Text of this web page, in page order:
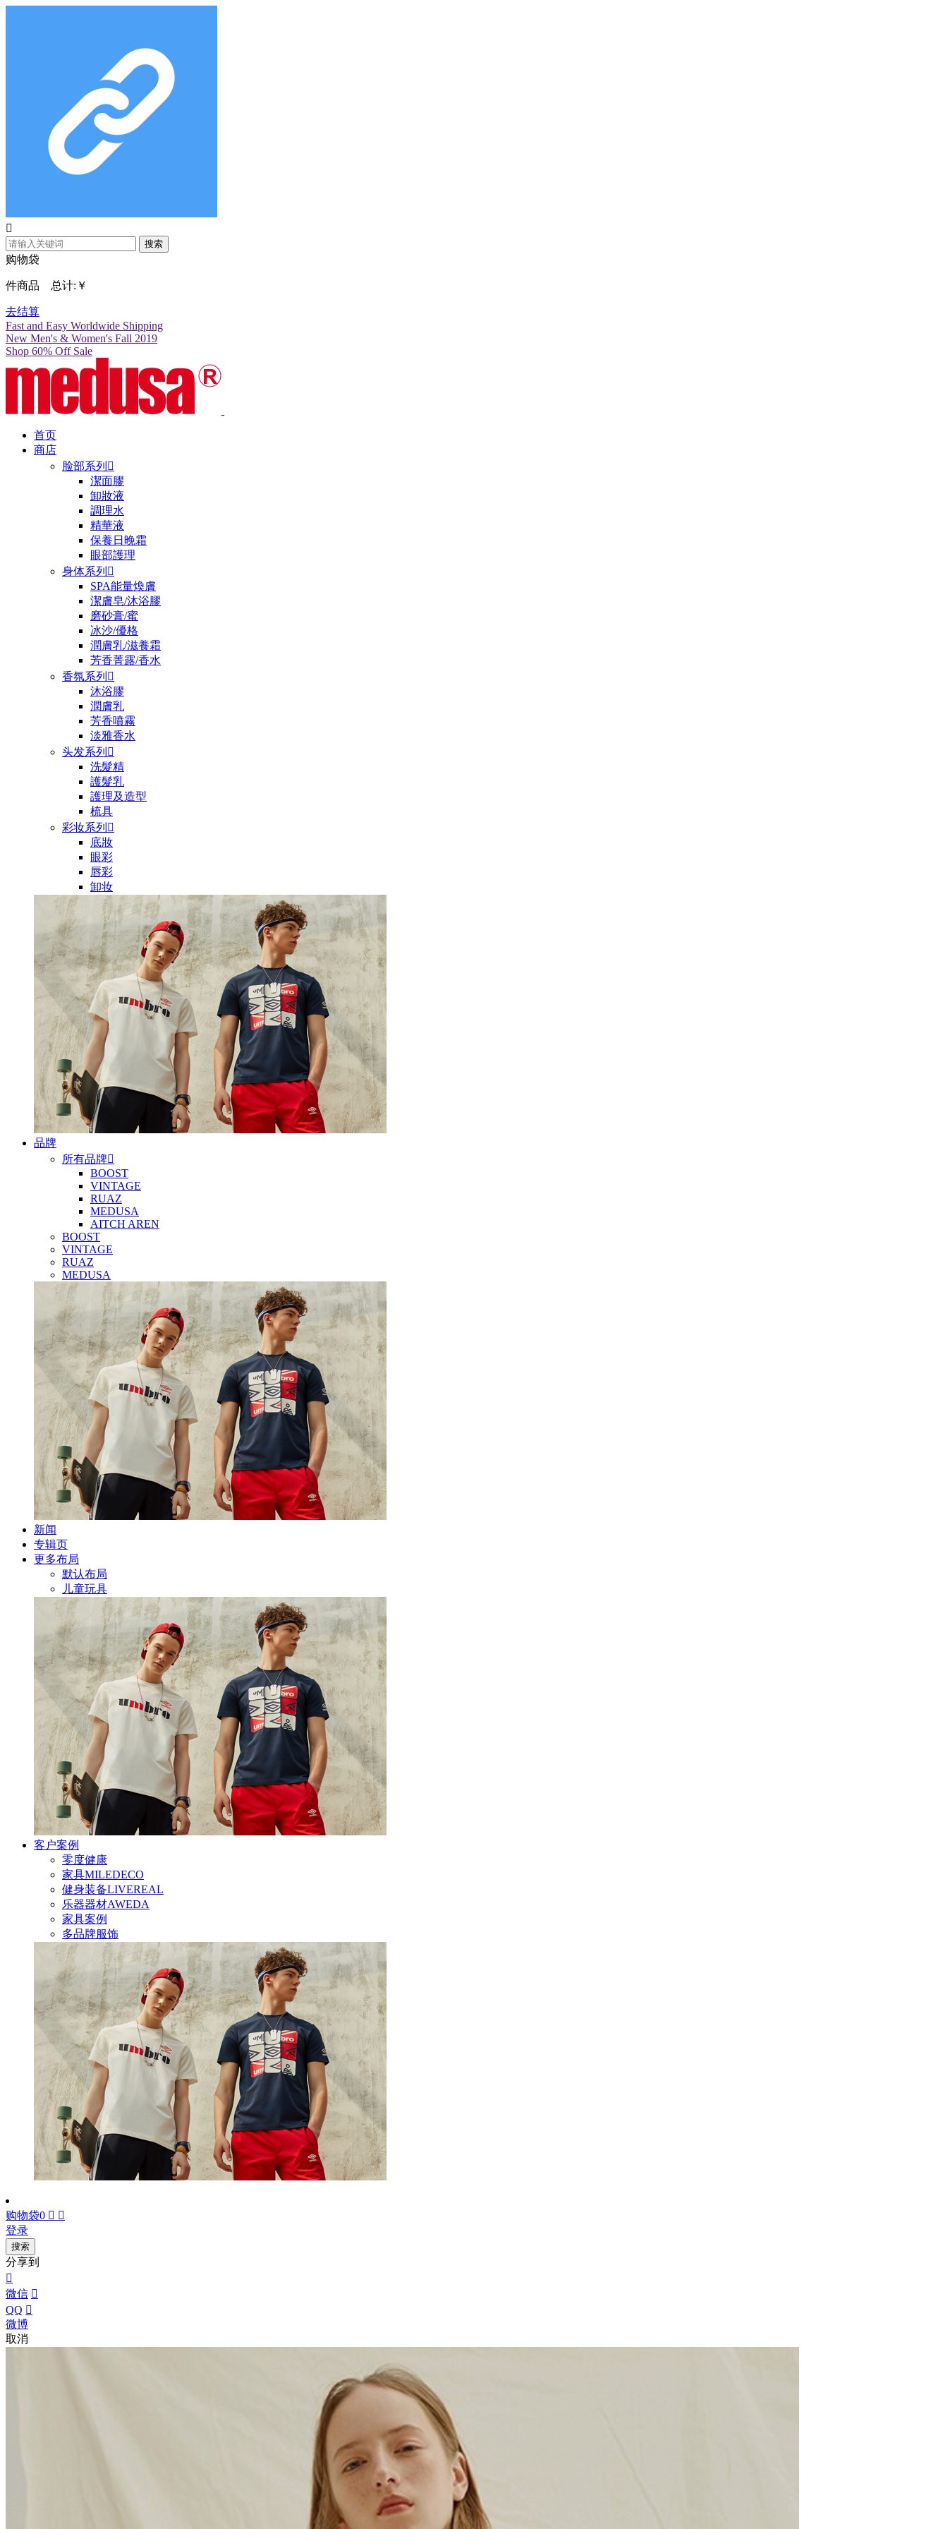

搜索
购物袋
件商品 总计: ￥
去结算
Fast and Easy Worldwide Shipping
New Men's & Women's Fall 2019
Shop 60% Off Sale
首页
商店
脸部系列 
潔面膠
卸妝液
調理水
精華液
保養日晚霜
眼部護理
身体系列 
SPA能量煥膚
潔膚皂/沐浴膠
磨砂膏/蜜
冰沙/優格
潤膚乳/滋養霜
芳香菁露/香水
香氛系列 
沐浴膠
潤膚乳
芳香噴霧
淡雅香水
头发系列 
洗髮精
護髮乳
護理及造型
梳具
彩妆系列 
底妝
眼彩
唇彩
卸妆
品牌
所有品牌
BOOST
VINTAGE
RUAZ
MEDUSA
AITCH AREN
BOOST
VINTAGE
RUAZ
MEDUSA
新闻
专辑页
更多布局
默认布局
儿童玩具
客户案例
零度健康
家具MILEDECO
健身装备LIVEREAL
乐器器材AWEDA
家具案例
多品牌服饰
购物袋0  
登录
搜索
分享到

微信 
QQ 
微博
取消